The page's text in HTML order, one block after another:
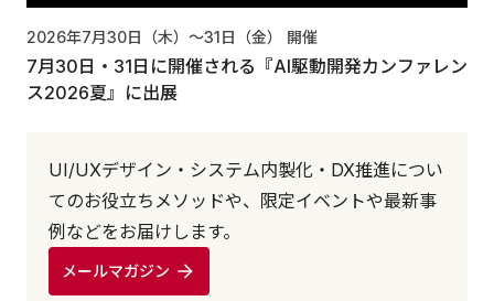
2026年7月30日（木）〜31日（金） 開催
7月30日・31日に開催される『AI駆動開発カンファレン
ス2026夏』に出展
UI/UXデザイン・システム内製化・DX推進につい
てのお役立ちメソッドや、限定イベントや最新事
例などをお届けします。
メールマガジン